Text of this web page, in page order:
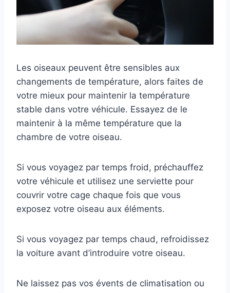
Les oiseaux peuvent être sensibles aux
changements de température, alors faites de
votre mieux pour maintenir la température
stable dans votre véhicule. Essayez de le
maintenir à la même température que la
chambre de votre oiseau.
Si vous voyagez par temps froid, préchauffez
votre véhicule et utilisez une serviette pour
couvrir votre cage chaque fois que vous
exposez votre oiseau aux éléments.
Si vous voyagez par temps chaud, refroidissez
la voiture avant d’introduire votre oiseau.
Ne laissez pas vos évents de climatisation ou